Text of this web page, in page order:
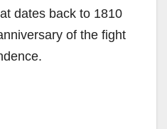
dates back to 1810
of the fight